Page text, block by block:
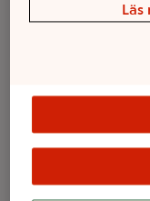
Välj butik
Läs